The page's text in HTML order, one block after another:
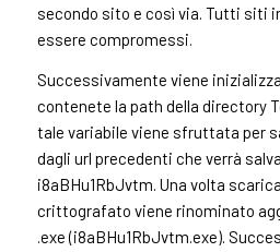
secondo sito e così via. Tutti siti
essere compromessi.
Successivamente viene
contenete la path della directory
tale variabile viene sfruttata per
dagli url precedenti che verrà
i8aBHu1RbJvtm. Una volta
crittografato viene rinominato
.exe (i8aBHu1RbJvtm.exe).